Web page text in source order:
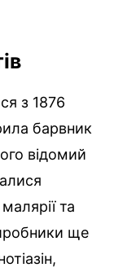
з 1876
барвник
відомий
та
ще